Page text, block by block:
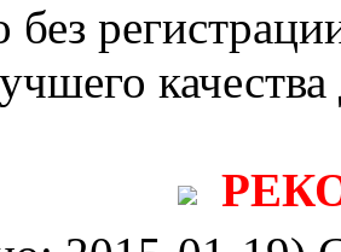
без
качества